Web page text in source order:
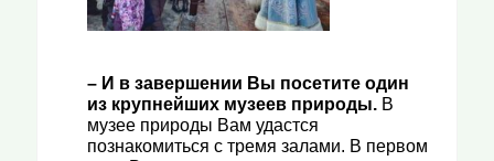
– И в завершении Вы посетите один
из крупнейших музеев природы. В
музее природы Вам удастся
познакомиться с тремя залами. В первом